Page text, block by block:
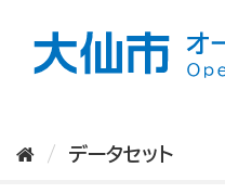
データセット